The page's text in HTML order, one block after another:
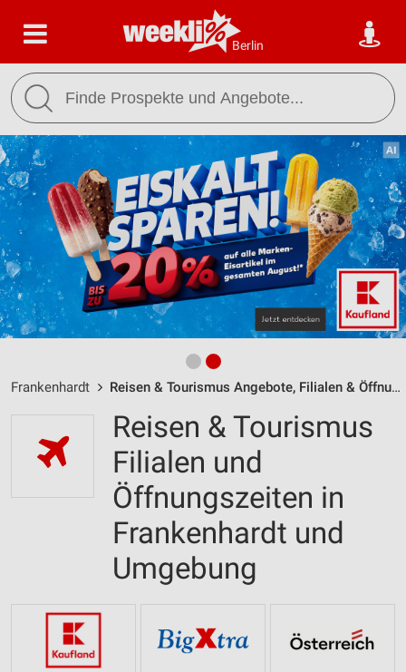
Berlin
Frankenhardt Reisen & Tourismus Angebote, Filialen & Öffnungszeiten
Reisen & Tourismus
Filialen und
Öffnungszeiten in
Frankenhardt und
Umgebung